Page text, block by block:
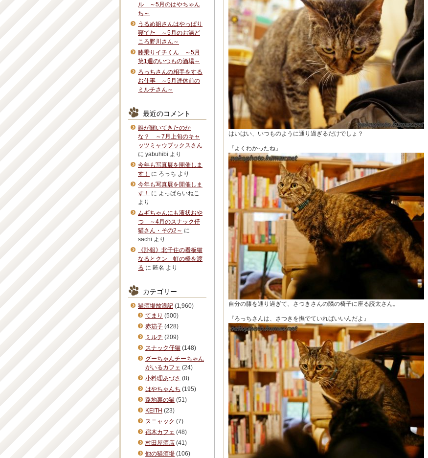
はいはい、いつものように通り過ぎるだけでしょ？
『よくわかったね』
自分の膝を通り過ぎて、さつきさんの隣の椅子に座る読太さん。
『ろっちさんは、さつきを撫でていればいいんだよ』
ル ～5月のはやちゃん
ち～
うるめ姐さんはやっぱり
寝てた ～5月のお湯ど
ころ野川さん～
膝乗りイチくん ～5月
第1週のいつもの酒場～
ろっちさんの相手をする
お仕事 ～5月連休前の
ミルチさん～
最近のコメント
誰が聞いてきたのか
な？ ～7月上旬のキャ
ッツミャウブックスさん
に yabuhibi より
今年も写真展を開催しま
す！
に ろっち より
今年も写真展を開催しま
す！
に よっぱらいねこ
より
ムギちゃんにも液状おや
つ ～4月のスナック仔
猫さん・その2～ に
sachi より
《訃報》北千住の看板猫
なるとクン 虹の橋を渡
る に 匿名 より
カテゴリー
猫酒場放浪記 (1,960)
てまり (500)
赤茄子 (428)
ミルチ (209)
スナック仔猫 (148)
グーちゃんチーちゃん
がいるカフェ (24)
小料理あづさ (8)
はやちゃんち (195)
路地裏の猫 (51)
KEITH (23)
スニャック (7)
宿木カフェ (48)
村田屋酒店 (41)
他の猫酒場 (106)